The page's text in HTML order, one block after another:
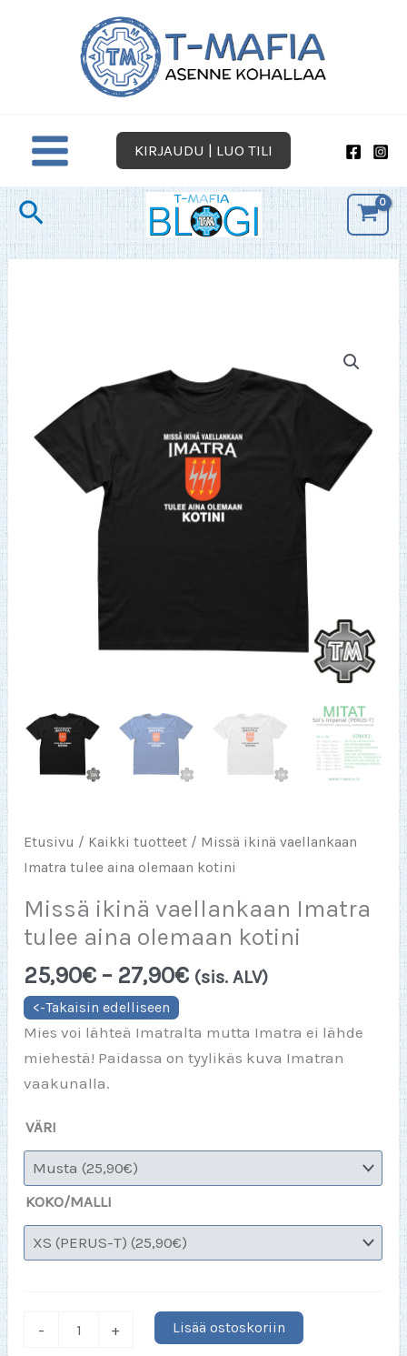
KIRJAUDU | LUO TILI
Hae
Etusivu / Kaikki tuotteet / Missä ikinä vaellankaan
Imatra tulee aina olemaan kotini
Missä ikinä vaellankaan Imatra
tulee aina olemaan kotini
25,90€ – 27,90€Hintaluokka:
-
27,90€
(sis. ALV)
Mies voi lähteä Imatralta mutta Imatra ei lähde
miehestä! Paidassa on tyylikäs kuva Imatran
vaakunalla.
VÄRI
KOKO/MALLI
- + Lisää ostoskoriin